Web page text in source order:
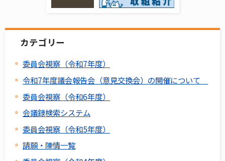
カテゴリー
委員会視察（令和7年度）
令和7年度議会報告会（意見交換会）の開催について
委員会視察（令和6年度）
会議録検索システム
委員会視察（令和5年度）
請願・陳情一覧